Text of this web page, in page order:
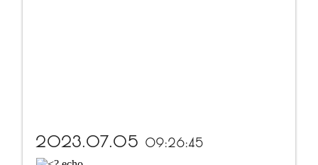
2023.07.0509:26:45